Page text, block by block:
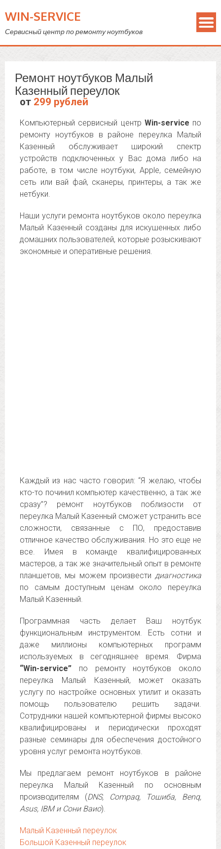
WIN-SERVICE
Сервисный центр по ремонту ноутбуков
Ремонт ноутбуков Малый
Казенный переулок
от 299 рублей
Компьютерный сервисный центр Win-service по
ремонту ноутбуков в районе переулка Малый
Казенный обслуживает широкий спектр
устройств подключенных у Вас дома либо на
работе, в том числе ноутбуки, Apple, семейную
сеть или вай фай, сканеры, принтеры, а так же
нетбуки.
Наши услуги ремонта ноутбуков около переулка
Малый Казенный созданы для искушенных либо
домашних пользователей, которые розыскивают
экономные и оперативные решения.
Каждый из нас часто говорил: “Я желаю, чтобы
кто-то починил компьютер качественно, а так же
сразу”? ремонт ноутбуков поблизости от
переулка Малый Казенный сможет устранить все
сложности, связанные с ПО, предоставив
отличное качество обслуживания. Но это еще не
все. Имея в команде квалифицированных
мастеров, а так же значительный опыт в ремонте
планшетов, мы можем произвести диагностика
по самым доступным ценам около переулка
Малый Казенный.
Программная часть делает Ваш ноутбук
функциональным инструментом. Есть сотни и
даже миллионы компьютерных программ
используемых в сегодняшнее время. Фирма
“Win-service” по ремонту ноутбуков около
переулка Малый Казенный, может оказать
услугу по настройке основных утилит и оказать
помощь пользователю решить задачи.
Сотрудники нашей компьютерной фирмы высоко
квалифицированы и периодически проходят
разные семинары для обеспечения достойного
уровня услуг ремонта ноутбуков.
Мы предлагаем ремонт ноутбуков в районе
переулка Малый Казенный по основным
производителям (DNS, Compaq, Тошиба, Benq,
Asus, IBM и Сони Ваио).
Малый Казенный переулок
Большой Казенный переулок